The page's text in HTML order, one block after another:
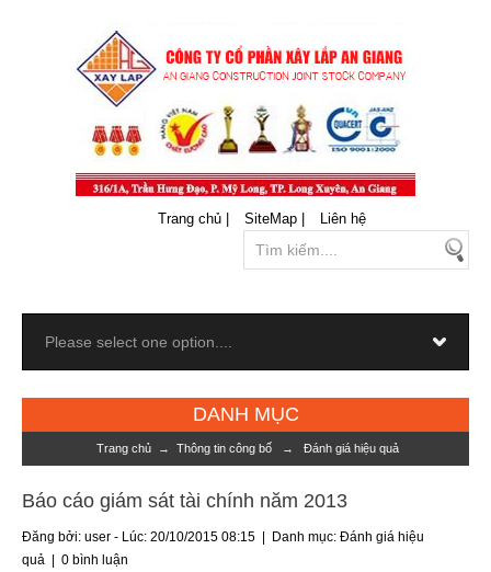
Trang chủ | SiteMap | Liên hệ
DANH MỤC
Trang chủ→ Thông tin công bố→ Đánh giá hiệu quả
Báo cáo giám sát tài chính năm 2013
Đăng bởi: user - Lúc: 20/10/2015 08:15 | Danh mục: Đánh giá hiệu
quả
0 bình luận